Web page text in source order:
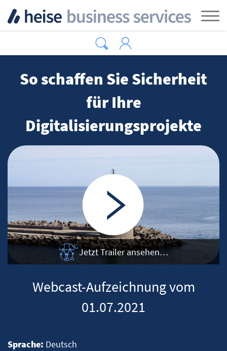
So schaffen Sie Sicherheit
für Ihre
Digitalisierungsprojekte
Jetzt Trailer ansehen…
Webcast-Aufzeichnung vom
01.07.2021
Sprache: Deutsch